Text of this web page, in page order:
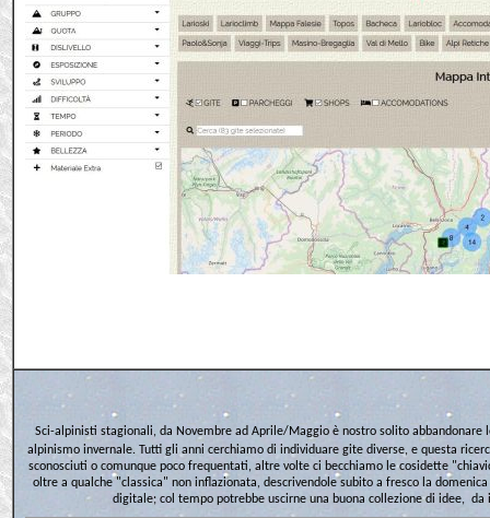
Sci-alpinisti stagionali, da Novembre ad Aprile/Maggio è nostro solito
alpinismo invernale. Tutti gli anni cerchiamo di individuare gite diverse, e questa
sconosciuti o comunque poco frequentati, altre volte ci becchiamo le cosidette
oltre a qualche "classica" non inflazionata, descrivendole subito a fresco la
digitale; col tempo potrebbe uscirne una buona collezione di idee,